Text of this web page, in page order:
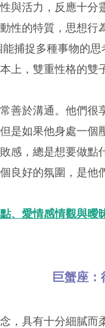
與活力，反應十分
性的特質，思想
捕捉多種事物的
上，雙重性格的雙
善於溝通。他們
是如果他身處一
感，總是想要做
良好的氛圍，是他
、愛情感情觀與曖
巨蟹座
，具有十分細膩